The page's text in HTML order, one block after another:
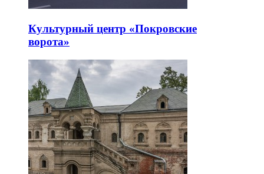
Культурный центр «Покровские
ворота»